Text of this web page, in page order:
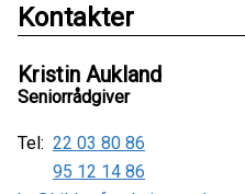
Kontakter
Kristin Aukland
Seniorrådgiver
Tel: 22 03 80 86
95 12 14 86